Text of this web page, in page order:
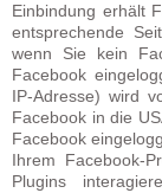
Einbindung erhält
entsprechende
wenn Sie kein
Facebook
IP-Adresse) wird
Facebook in die
Facebook
Ihrem Facebook-
Plugins